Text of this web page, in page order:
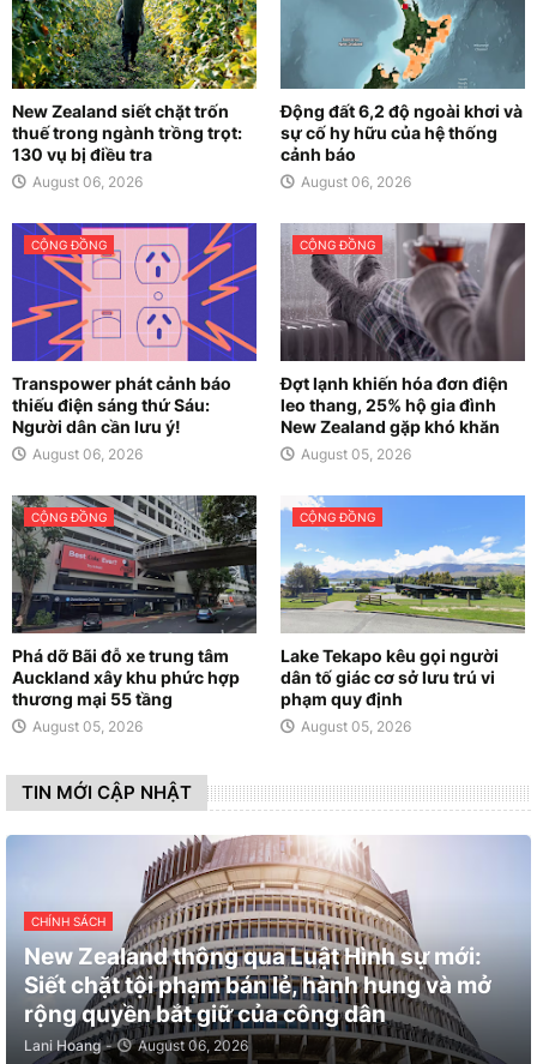
New Zealand siết chặt trốn
thuế trong ngành trồng trọt:
130 vụ bị điều tra
August 06, 2026
Động đất 6,2 độ ngoài khơi và
sự cố hy hữu của hệ thống
cảnh báo
August 06, 2026
CỘNG ĐỒNG
Transpower phát cảnh báo
thiếu điện sáng thứ Sáu:
Người dân cần lưu ý!
August 06, 2026
CỘNG ĐỒNG
Đợt lạnh khiến hóa đơn điện
leo thang, 25% hộ gia đình
New Zealand gặp khó khăn
August 05, 2026
CỘNG ĐỒNG
Phá dỡ Bãi đỗ xe trung tâm
Auckland xây khu phức hợp
thương mại 55 tầng
August 05, 2026
CỘNG ĐỒNG
Lake Tekapo kêu gọi người
dân tố giác cơ sở lưu trú vi
phạm quy định
August 05, 2026
TIN MỚI CẬP NHẬT
CHÍNH SÁCH
New Zealand thông qua Luật Hình sự mới:
Siết chặt tội phạm bán lẻ, hành hung và mở
rộng quyền bắt giữ của công dân
Lani Hoang - August 06, 2026